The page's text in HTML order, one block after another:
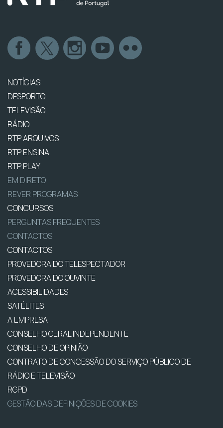
NOTÍCIAS
DESPORTO
TELEVISÃO
RÁDIO
RTP ARQUIVOS
RTP ENSINA
RTP PLAY
EM DIRETO
REVER PROGRAMAS
CONCURSOS
PERGUNTAS FREQUENTES
CONTACTOS
CONTACTOS
PROVEDORA DO TELESPECTADOR
PROVEDORA DO OUVINTE
ACESSIBILIDADES
SATÉLITES
A EMPRESA
CONSELHO GERAL INDEPENDENTE
CONSELHO DE OPINIÃO
CONTRATO DE CONCESSÃO DO SERVIÇO PÚBLICO DE
RÁDIO E TELEVISÃO
RGPD
GESTÃO DAS DEFINIÇÕES DE COOKIES